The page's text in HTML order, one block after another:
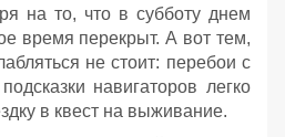
на то, что в субботу днем
время перекрыт. А вот тем,
не стоит: перебои с
навигаторов легко
в квест на выживание.